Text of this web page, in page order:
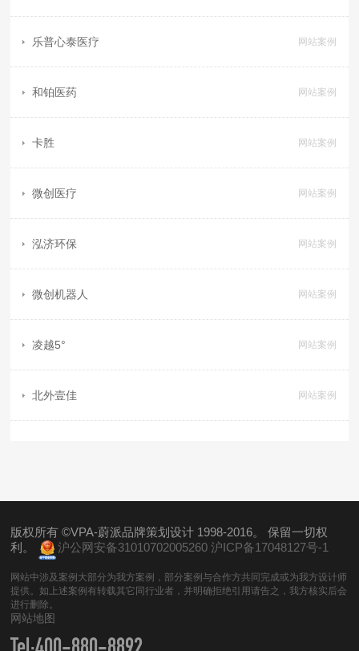
乐普心泰医疗 网站案例
和铂医药 网站案例
卡胜 网站案例
微创医疗 网站案例
泓济环保 网站案例
微创机器人 网站案例
凌越5° 网站案例
北外壹佳 网站案例
版权所有 ©VPA-蔚派品牌策划设计 1998-2016。 保留一切权
利。
沪公网安备31010702005260 沪ICP备17048127号-1
网站中涉及案例大部分为我方案例，部分案例与合作方共同完成或为我方设计师
提供。如上述案例有转载其它同行业者，并明确拒绝引用请告之，我方核实后会
进行删除。
网站地图